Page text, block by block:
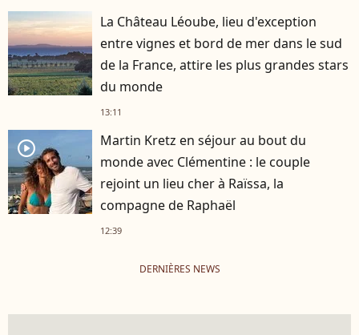
La Château Léoube, lieu d'exception
entre vignes et bord de mer dans le sud
de la France, attire les plus grandes stars
du monde
13:11
player2
Martin Kretz en séjour au bout du
monde avec Clémentine : le couple
rejoint un lieu cher à Raïssa, la
compagne de Raphaël
12:39
DERNIÈRES NEWS